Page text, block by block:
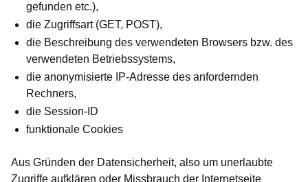
gefunden etc.),
die Zugriffsart (GET, POST),
die Beschreibung des verwendeten Browsers bzw. des
verwendeten Betriebssystems,
die anonymisierte IP-Adresse des anfordernden
Rechners,
die Session-ID
funktionale Cookies
Aus Gründen der Datensicherheit, also um unerlaubte
Zugriffe aufklären oder Missbrauch der Internetseite